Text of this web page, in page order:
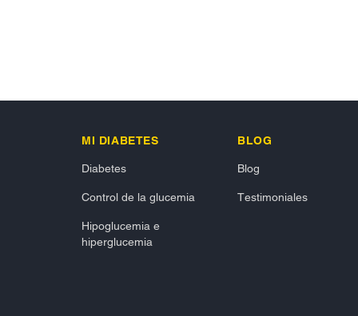
MI DIABETES
Diabetes
Control de la glucemia
Hipoglucemia e
hiperglucemia
BLOG
Blog
Testimoniales